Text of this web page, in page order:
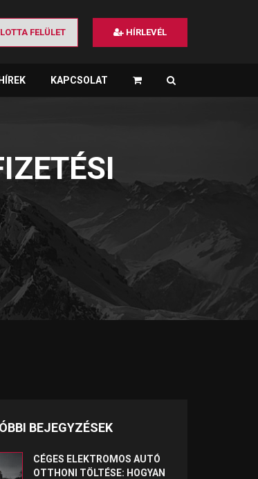
FELÜLET HÍRLEVÉL
HÍREK KAPCSOLAT
×
BEJEGYZÉSEK
CÉGES ELEKTROMOS AUTÓ
OTTHONI TÖLTÉSE: HOGYAN